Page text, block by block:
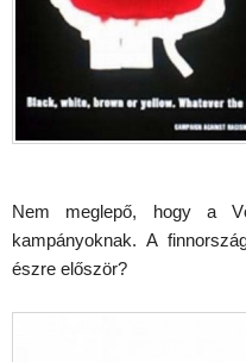
Nem meglepő, hogy a
kampányoknak. A
észre először?